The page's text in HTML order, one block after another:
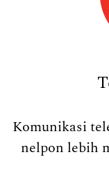
Komunikasi
nelpon lebih